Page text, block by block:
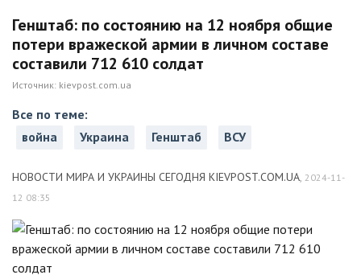
Генштаб: по состоянию на 12 ноября общие
потери вражеской армии в личном составе
составили 712 610 солдат
Источник: kievpost.com.ua
Все по теме:
война
Украина Генштаб ВСУ
НОВОСТИ МИРА И УКРАИНЫ СЕГОДНЯ KIEVPOST.COM.UA, 2024-11-
12 08:35